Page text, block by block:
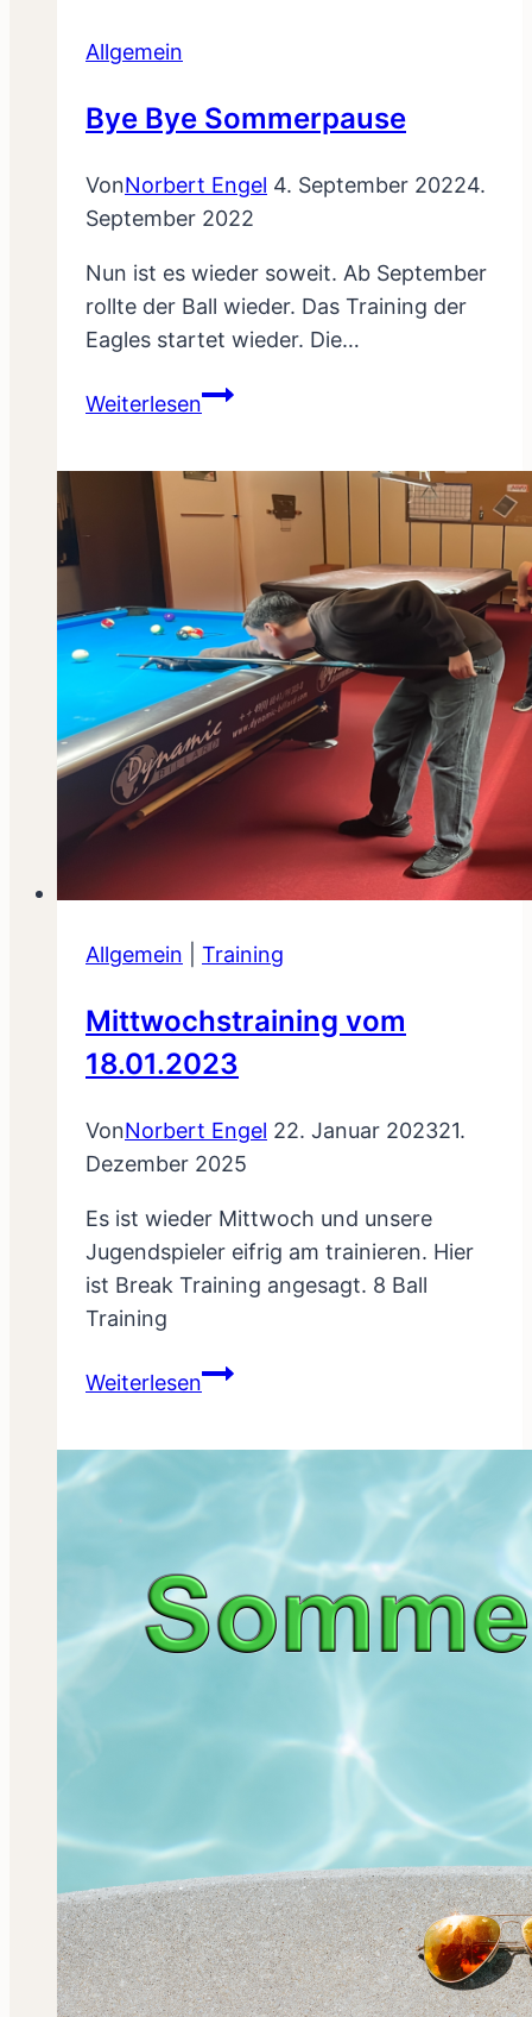
Allgemein
Bye Bye Sommerpause
VonNorbert Engel 4. September 20224.
September 2022
Nun ist es wieder soweit. Ab September
rollte der Ball wieder. Das Training der
Eagles startet wieder. Die…
WeiterlesenBye
Allgemein Training
Mittwochstraining vom
18.01.2023
VonNorbert Engel 22. Januar 202321.
Dezember 2025
Es ist wieder Mittwoch und unsere
Jugendspieler eifrig am trainieren. Hier
ist Break Training angesagt. 8 Ball
Training
WeiterlesenMittwochstraining